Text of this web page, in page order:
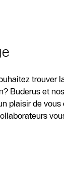
trouver
Buderus et
plaisir de vous